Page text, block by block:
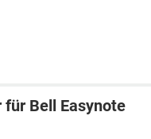
für Bell Easynote